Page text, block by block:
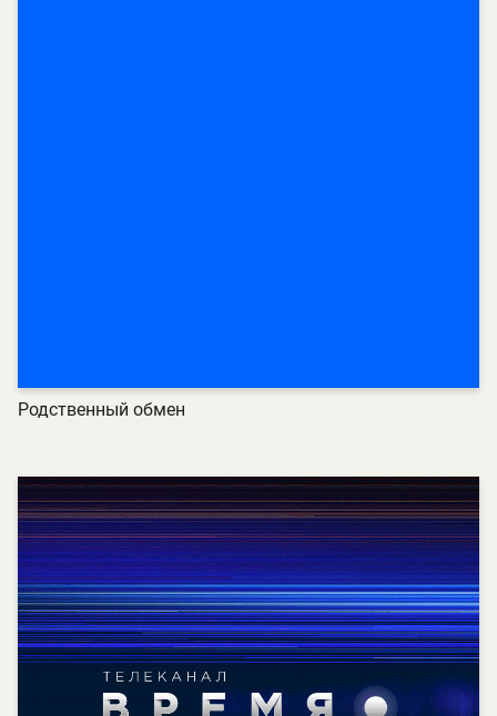
Родственный обмен